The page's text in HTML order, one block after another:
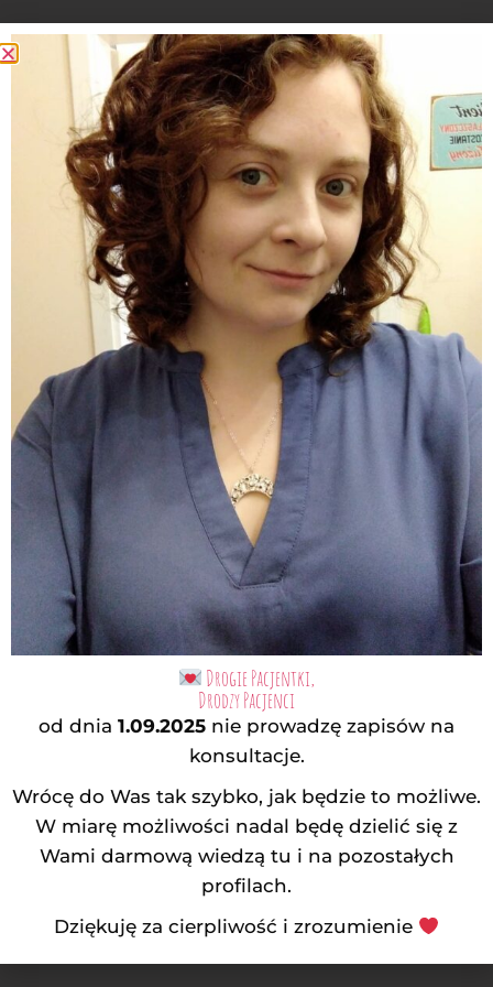
Drogie Pacjentki,
Drodzy Pacjenci
od dnia 1.09.2025 nie prowadzę zapisów na
konsultacje.
Wrócę do Was tak szybko, jak będzie to możliwe.
W miarę możliwości nadal będę dzielić się z
Wami darmową wiedzą tu i na pozostałych
profilach.
Dziękuję za cierpliwość i zrozumienie